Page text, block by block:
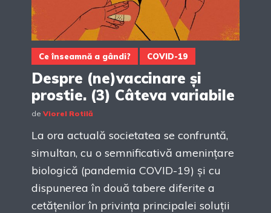
Ce înseamnă a gândi? COVID-19
Despre (ne)vaccinare și
prostie. (3) Câteva variabile
de Viorel Rotilă
La ora actuală societatea se confruntă,
simultan, cu o semnificativă amenințare
biologică (pandemia COVID-19) și cu
dispunerea în două tabere diferite a
cetățenilor în privința principalei soluții